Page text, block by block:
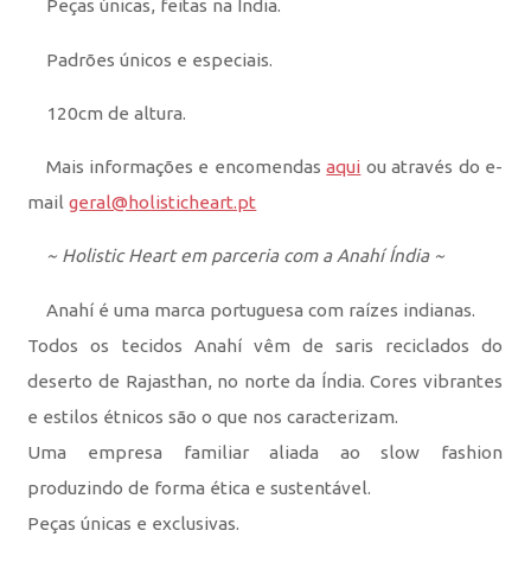
Peças únicas, feitas na Índia.
Padrões únicos e especiais.
120cm de altura.
Mais informações e encomendasaqui ou através do e-
mailgeral@holisticheart.pt
~ Holistic Heart em parceria com a Anahí Índia ~
Anahí é uma marca portuguesa com raízes indianas.
Todos os tecidos Anahí vêm de saris reciclados do
deserto de Rajasthan, no norte da Índia. Cores vibrantes
e estilos étnicos são o que nos caracterizam.
Uma empresa familiar aliada ao slow fashion
produzindo de forma ética e sustentável.
Peças únicas e exclusivas.